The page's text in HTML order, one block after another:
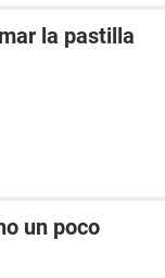
la pastilla
un poco